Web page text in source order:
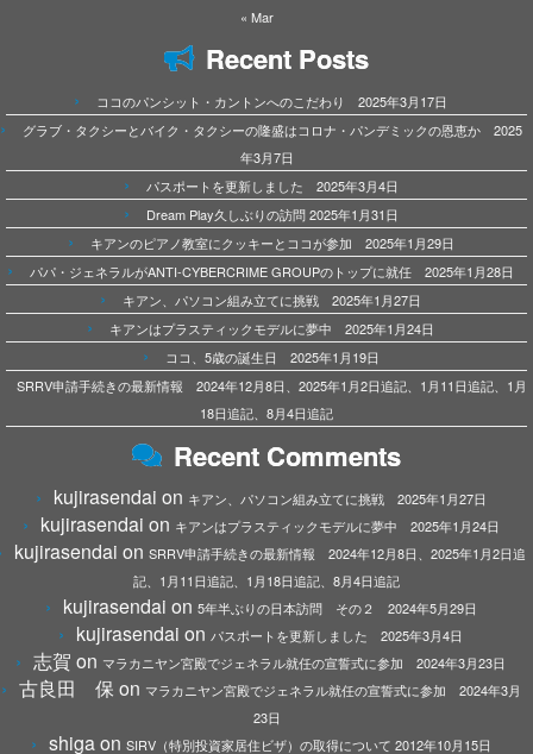
« Mar
Recent Posts
ココのパンシット・カントンへのこだわり 2025年3月17日
グラブ・タクシーとバイク・タクシーの隆盛はコロナ・パンデミックの恩恵か 2025
年3月7日
パスポートを更新しました 2025年3月4日
Dream Play久しぶりの訪問 2025年1月31日
キアンのピアノ教室にクッキーとココが参加 2025年1月29日
パパ・ジェネラルがANTI-CYBERCRIME GROUPのトップに就任 2025年1月28日
キアン、パソコン組み立てに挑戦 2025年1月27日
キアンはプラスティックモデルに夢中 2025年1月24日
ココ、5歳の誕生日 2025年1月19日
SRRV申請手続きの最新情報 2024年12月8日、2025年1月2日追記、1月11日追記、1月
18日追記、8月4日追記
Recent Comments
kujirasendai on キアン、パソコン組み立てに挑戦 2025年1月27日
kujirasendai on キアンはプラスティックモデルに夢中 2025年1月24日
kujirasendai on SRRV申請手続きの最新情報 2024年12月8日、2025年1月2日追
記、1月11日追記、1月18日追記、8月4日追記
kujirasendai on 5年半ぶりの日本訪問 その２ 2024年5月29日
kujirasendai on パスポートを更新しました 2025年3月4日
志賀 on マラカニヤン宮殿でジェネラル就任の宣誓式に参加 2024年3月23日
古良田 保 on マラカニヤン宮殿でジェネラル就任の宣誓式に参加 2024年3月
23日
shigaon SIRV（特別投資家居住ビザ）の取得について 2012年10月15日